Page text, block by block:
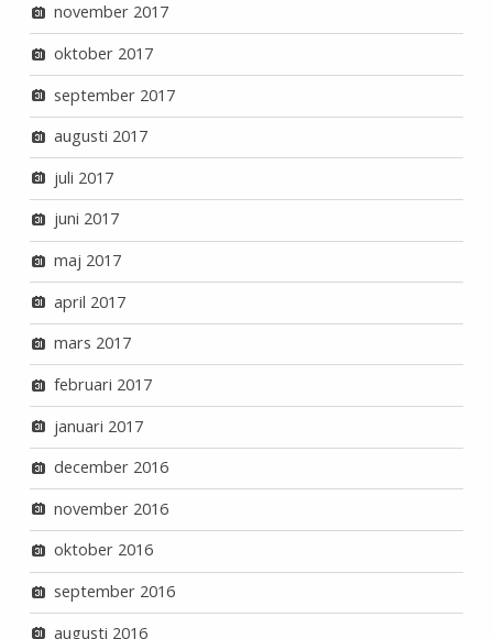
november 2017
oktober 2017
september 2017
augusti 2017
juli 2017
juni 2017
maj 2017
april 2017
mars 2017
februari 2017
januari 2017
december 2016
november 2016
oktober 2016
september 2016
augusti 2016